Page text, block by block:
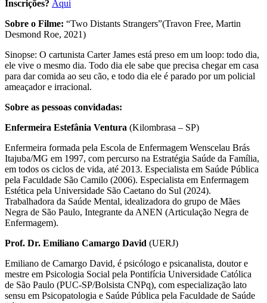
Inscrições? Aqui
Sobre o Filme: “Two Distants Strangers”(Travon Free, Martin
Desmond Roe, 2021)
Sinopse: O cartunista Carter James está preso em um loop: todo dia,
ele vive o mesmo dia. Todo dia ele sabe que precisa chegar em casa
para dar comida ao seu cão, e todo dia ele é parado por um policial
ameaçador e irracional.
Sobre as pessoas convidadas:
Enfermeira Estefânia Ventura (Kilombrasa – SP)
Enfermeira formada pela Escola de Enfermagem Wenscelau Brás
Itajuba/MG em 1997, com percurso na Estratégia Saúde da Família,
em todos os ciclos de vida, até 2013. Especialista em Saúde Pública
pela Faculdade São Camilo (2006). Especialista em Enfermagem
Estética pela Universidade São Caetano do Sul (2024).
Trabalhadora da Saúde Mental, idealizadora do grupo de Mães
Negra de São Paulo, Integrante da ANEN (Articulação Negra de
Enfermagem).
Prof. Dr. Emiliano Camargo David (UERJ)
Emiliano de Camargo David, é psicólogo e psicanalista, doutor e
mestre em Psicologia Social pela Pontifícia Universidade Católica
de São Paulo (PUC-SP/Bolsista CNPq), com especialização lato
sensu em Psicopatologia e Saúde Pública pela Faculdade de Saúde